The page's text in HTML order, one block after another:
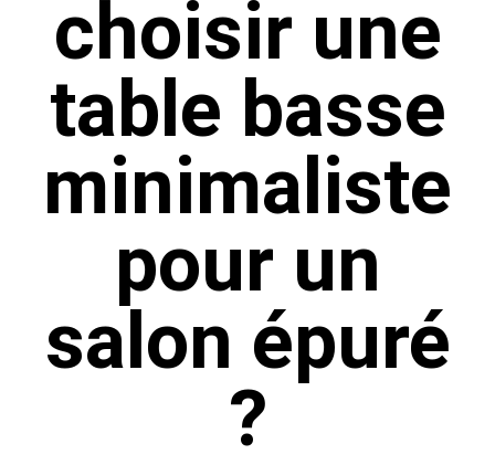
choisir une
table basse
minimaliste
pour un
salon épuré
?